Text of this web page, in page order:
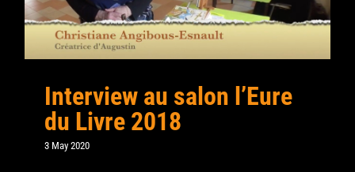
Interview au salon l’Eure
du Livre 2018
3 May 2020